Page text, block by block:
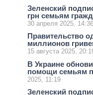
Зеленский
грн семьям
30 апреля 2025, 14:36
Правительство
миллионов
15 августа 2025,
В Украине
помощи семьям
2025, 11:19
Зеленский